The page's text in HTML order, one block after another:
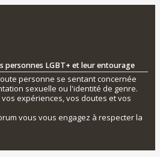
personnes LGBT+ et leur entourage
personne se sentant concernée
sexuelle ou l'identité de genre.
expériences, vos doutes et vos
vous vous engagez à respecter la